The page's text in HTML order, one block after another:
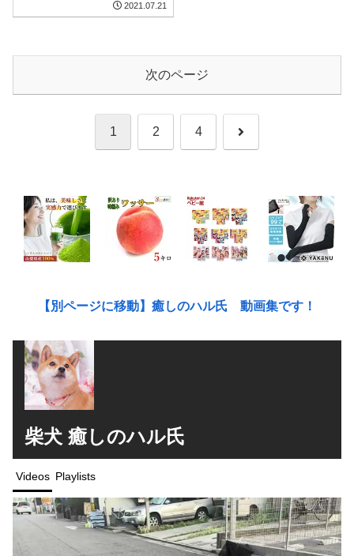
2021.07.21
次のページ
1 2 4 次
【別ページに移動】癒しのハル氏 動画集です！
柴犬 癒しのハル氏
Videos Playlists